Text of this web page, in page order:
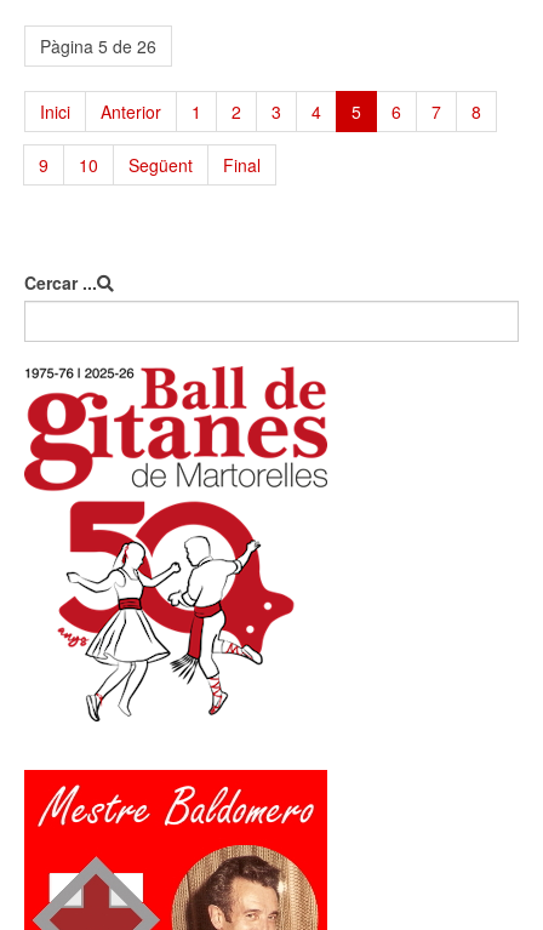
Pàgina 5 de 26
Inici Anterior 1 2 3 4 5 6 7 8
9 10 Següent Final
Cercar ...